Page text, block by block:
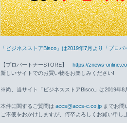
「ビジネスストアBisco」は2019年7月より「プロ
【プロパートナーSTORE】 https://znews-
新しいサイトでのお買い物をお楽しみください!
※尚、当サイト「ビジネスストアBisco」は2019年8
本件に関するご質問は accs@accs-c.co.jp までお問
ご不便をおかけしますが、何卒よろしくお願い申し